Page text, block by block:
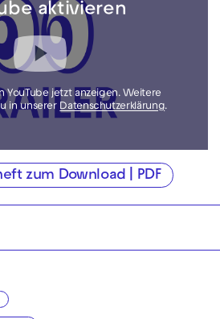
aktivieren
YouTube jetzt anzeigen. Weitere
in unserer Datenschutzerklärung.
zum Download | PDF